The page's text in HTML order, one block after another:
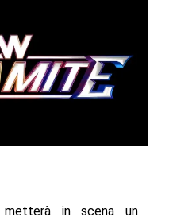
metterà in scena un